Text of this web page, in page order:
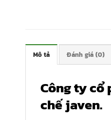
Mô tả Đánh giá (0)
Công ty
chế javen.